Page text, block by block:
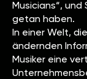
Musicians“, und
getan haben.
In einer Welt,
ändernden
Musiker eine